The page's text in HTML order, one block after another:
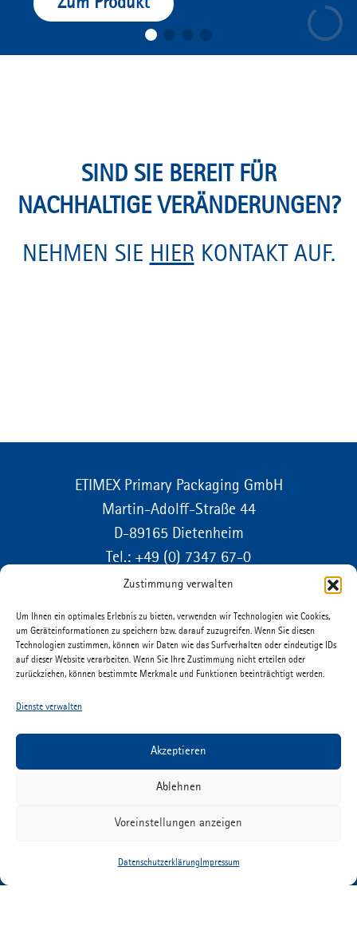
Zustimmung verwalten
Um Ihnen ein optimales Erlebnis zu bieten, verwenden wir Technologien wie Cookies,
um Geräteinformationen zu speichern bzw. darauf zuzugreifen. Wenn Sie diesen
Technologien zustimmen, können wir Daten wie das Surfverhalten oder eindeutige IDs
auf dieser Website verarbeiten. Wenn Sie Ihre Zustimmung nicht erteilen oder
zurückziehen, können bestimmte Merkmale und Funktionen beeinträchtigt werden.
Dienste verwalten
Akzeptieren
Ablehnen
Voreinstellungen anzeigen
Datenschutzerklärung Impressum
SIND SIE BEREIT FÜR
NACHHALTIGE VERÄNDERUNGEN?
NEHMEN SIE HIER KONTAKT AUF.
ETIMEX Primary Packaging GmbH
Martin-Adolff-Straße 44
D-89165 Dietenheim
Tel.: +49 (0) 7347 67-0
info@etimex.de
DOWNLOADS
KONTAKT
KARRIERE
COOKIE-RICHTLINIEN (EU)